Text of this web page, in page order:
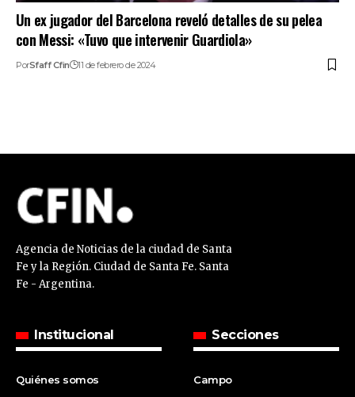
Un ex jugador del Barcelona reveló detalles de su pelea
con Messi: «Tuvo que intervenir Guardiola»
PorSfaff Cfin 11 de febrero de 2024
Agencia de Noticias de la ciudad de Santa
Fe y la Región. Ciudad de Santa Fe. Santa
Fe - Argentina.
Institucional
Quiénes somos
Secciones
Campo